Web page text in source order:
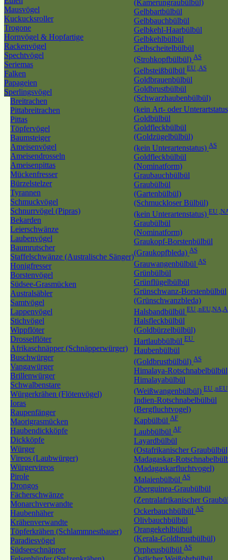
Mausvögel
Kuckucksroller
Trogone
Hornvögel & Hopfartige
Rackenvögel
Spechtvögel
Seriemas
Falken
Papageien
Sperlingsvögel
Breitrachen
Pittabreitrachen
Pittas
Töpfervögel
Baumsteiger
Ameisenvögel
Ameisendrosseln
Ameisenpittas
Mückenfresser
Bürzelstelzer
Tyrannen
Schmuckvögel
Schnurrvögel (Pipras)
Bekarden
Leierschwänze
Laubenvögel
Baumrutscher
Staffelschwänze (Australische Sänger)
Honigfresser
Borstenvögel
Südsee-Grasmücken
Australsäbler
Samtvögel
Lappenvögel
Stichvögel
Wippflöter
Drosselflöter
Afrikaschnäpper (Schnäpperwürger)
Buschwürger
Vangawürger
Brillenwürger
Schwalbenstare
Würgerkrähen (Flötenvögel)
Ioras
Raupenfänger
Maorigrasmücken
Haubendickköpfe
Dickköpfe
Würger
Vireos (Laubwürger)
Würgervireos
Pirole
Drongos
Fächerschwänze
Monarchverwandte
Haubenhäher
Krähenverwandte
Töpferkrähen (Schlammnestbauer)
Paradiesvögel
Südseeschnäpper
(Kamerungraubülbül)
Gelbbartbülbül
Gelbbauchbülbül
Gelbkehl-Haarbülbül
Gelbkehlbülbül
Gelbscheitelbülbül
(Strohkopfbülbül) AS
Gelbsteißbülbül EU ,AS
Goldbrauenbülbül
Goldbrustbülbül
(Schwarzhaubenbülbül)
(kein Art- oder
Goldbülbül
Goldfleckbülbül
(Goldzügelbülbül)
(kein Unterartenstatus) AS
Goldfleckbülbül
(Nominatform)
Graubauchbülbül
Graubülbül
(Gartenbülbül)
(Schmuckloser Bülbül)
(kein Unterartenstatus) EU
Graubülbül
(Nominatform)
Graukopf-Borstenbülbül
(Graukopfbleda) AS
Grauwangenbülbül AS
Grünbülbül
Grünflügelbülbül
Grünschwanz-Borstenbülbül
(Grünschwanzbleda)
Halsbandbülbül EU
Halsfleckbülbül
(Goldbürzelbülbül)
Hartlaubbülbül EU
Haubenbülbül
(Goldbrustbülbül) AS
Himalaya-Rotschnabelbülbül
Himalayabülbül
(Weißwangenbülbül) EU ,nEU
Indien-Rotschnabelbülbül
(Bergfluchtvogel)
Kapbülbül AF
Laubbülbül AF
Layardbülbül
(Ostafrikanischer
Madagaskar-
(Madagaskarfluchtvogel)
Malaienbülbül AS
Oberguinea-Graubülbül
(Zentralafrikanischer
Ockerbauchbülbül AS
Olivbauchbülbül
Orangekehlbülbül
(Kerala-Goldbrustbülbül)
Orpheusbülbül AS